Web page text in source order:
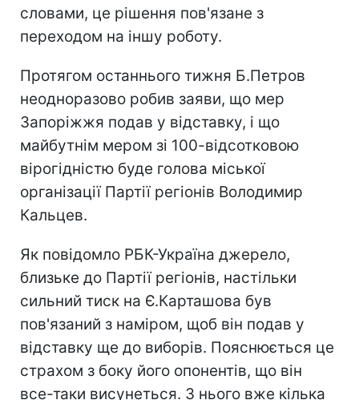
словами, це рішення пов'язане з
переходом на іншу роботу.
Протягом останнього тижня Б.Петров
неодноразово робив заяви, що мер
Запоріжжя подав у відставку, і що
майбутнім мером зі 100-відсотковою
вірогідністю буде голова міської
організації Партії регіонів Володимир
Кальцев.
Як повідомло РБК-Україна джерело,
близьке до Партії регіонів, настільки
сильний тиск на Є.Карташова був
пов'язаний з наміром, щоб він подав у
відставку ще до виборів. Пояснюється це
страхом з боку його опонентів, що він
все-таки висунеться. З нього вже кілька